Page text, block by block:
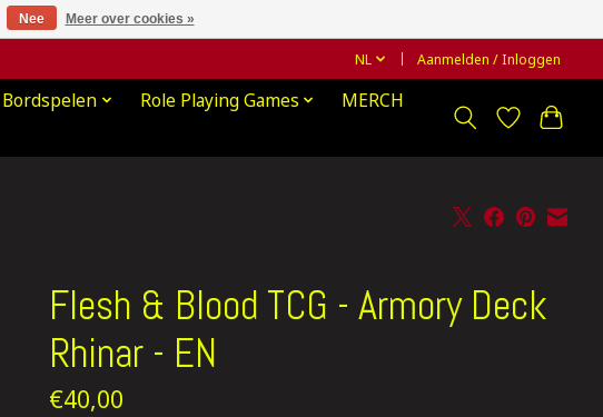
NL Aanmelden / Inloggen
Bordspelen Role Playing Games
MERCH
Flesh & Blood TCG - Armory Deck
Rhinar - EN
€40,00
Nee Meer over cookies »